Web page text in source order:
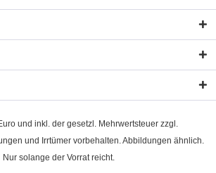
und inkl. der gesetzl. Mehrwertsteuer zzgl.
und Irrtümer vorbehalten. Abbildungen ähnlich.
Nur solange der Vorrat reicht.